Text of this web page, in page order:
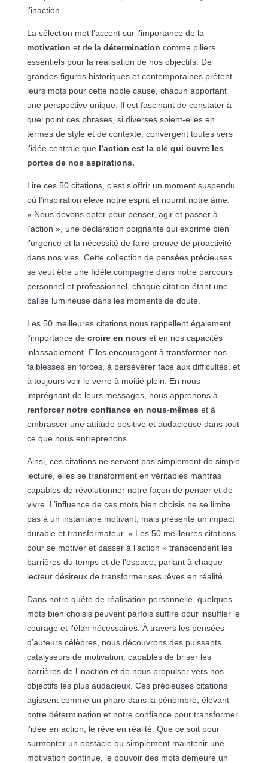
l’inaction.
La sélection met l’accent sur l’importance de la
motivation et de la détermination comme piliers
essentiels pour la réalisation de nos objectifs. De
grandes figures historiques et contemporaines prêtent
leurs mots pour cette noble cause, chacun apportant
une perspective unique. Il est fascinant de constater à
quel point ces phrases, si diverses soient-elles en
termes de style et de contexte, convergent toutes vers
l’idée centrale que l’action est la clé qui ouvre les
portes de nos aspirations.
Lire ces 50 citations, c’est s’offrir un moment suspendu
où l’inspiration élève notre esprit et nourrit notre âme.
« Nous devons opter pour penser, agir et passer à
l’action », une déclaration poignante qui exprime bien
l’urgence et la nécessité de faire preuve de proactivité
dans nos vies. Cette collection de pensées précieuses
se veut être une fidèle compagne dans notre parcours
personnel et professionnel, chaque citation étant une
balise lumineuse dans les moments de doute.
Les 50 meilleures citations nous rappellent également
l’importance de croire en nous et en nos capacités
inlassablement. Elles encouragent à transformer nos
faiblesses en forces, à persévérer face aux difficultés, et
à toujours voir le verre à moitié plein. En nous
imprégnant de leurs messages, nous apprenons à
renforcer notre confiance en nous-mêmes et à
embrasser une attitude positive et audacieuse dans tout
ce que nous entreprenons.
Ainsi, ces citations ne servent pas simplement de simple
lecture, elles se transforment en véritables mantras
capables de révolutionner notre façon de penser et de
vivre. L’influence de ces mots bien choisis ne se limite
pas à un instantané motivant, mais présente un impact
durable et transformateur. « Les 50 meilleures citations
pour se motiver et passer à l’action » transcendent les
barrières du temps et de l’espace, parlant à chaque
lecteur désireux de transformer ses rêves en réalité.
Dans notre quête de réalisation personnelle, quelques
mots bien choisis peuvent parfois suffire pour insuffler le
courage et l’élan nécessaires. À travers les pensées
d’auteurs célèbres, nous découvrons des puissants
catalyseurs de motivation, capables de briser les
barrières de l’inaction et de nous propulser vers nos
objectifs les plus audacieux. Ces précieuses citations
agissent comme un phare dans la pénombre, élevant
notre détermination et notre confiance pour transformer
l’idée en action, le rêve en réalité. Que ce soit pour
surmonter un obstacle ou simplement maintenir une
motivation continue, le pouvoir des mots demeure un